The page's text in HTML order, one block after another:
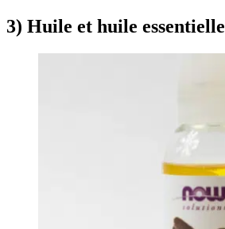
3) Huile et huile essentielle